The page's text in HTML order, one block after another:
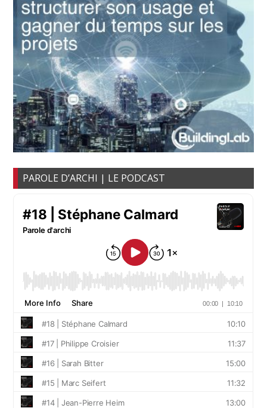
PAROLE D’ARCHI | LE PODCAST